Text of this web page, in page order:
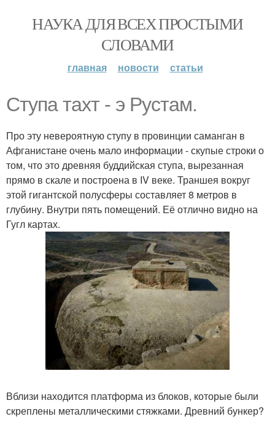
НАУКА ДЛЯ ВСЕХ ПРОСТЫМИ
СЛОВАМИ
главная новости статьи
Ступа тахт - э Рустам.
Про эту невероятную ступу в провинции саманган в
Афганистане очень мало информации - скупые строки о
том, что это древняя буддийская ступа, вырезанная
прямо в скале и построена в IV веке. Траншея вокруг
этой гигантской полусферы составляет 8 метров в
глубину. Внутри пять помещений. Её отлично видно на
Гугл картах.
Вблизи находится платформа из блоков, которые были
скреплены металлическими стяжками. Древний бункер?